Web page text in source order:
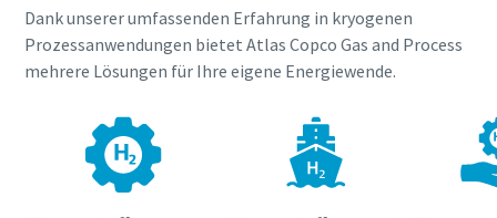
Dank unserer umfassenden Erfahrung in kryogenen
Prozessanwendungen bietet Atlas Copco Gas and Process
mehrere Lösungen für Ihre eigene Energiewende.
Nachname
E-Mail